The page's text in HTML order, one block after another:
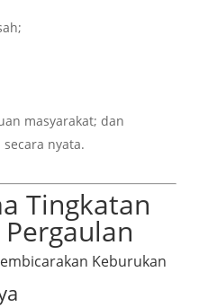
masyarakat; dan
nyata.
Tingkatan
Keburukan